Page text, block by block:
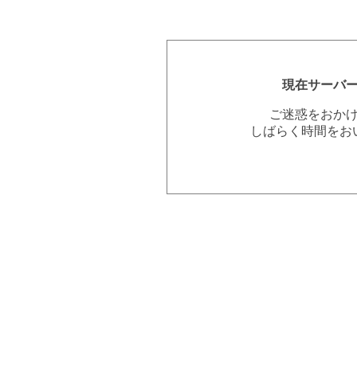
現在サーバ
ご迷惑をおか
しばらく時間を